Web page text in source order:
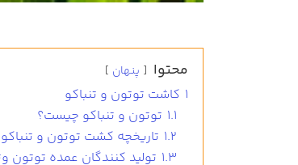
محتوا پنهان
1 کاشت توتون و تنباکو
1.1 توتون و تنباکو چیست؟
1.2 تاریخچه کشت توتون و
1.3 تولید کنندگان عمده توتون